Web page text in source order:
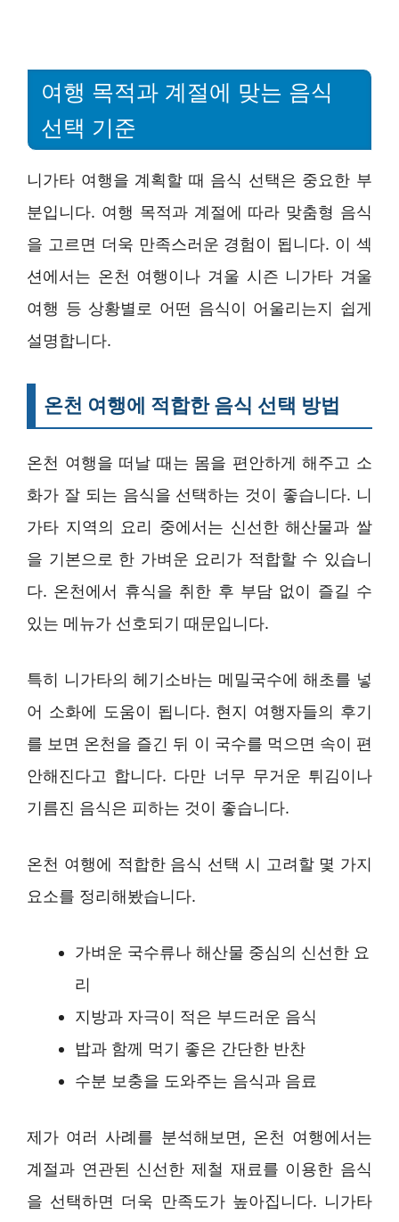
여행 목적과 계절에 맞는 음식
선택 기준
니가타 여행을 계획할 때 음식 선택은 중요한 부
분입니다. 여행 목적과 계절에 따라 맞춤형 음식
을 고르면 더욱 만족스러운 경험이 됩니다. 이 섹
션에서는 온천 여행이나 겨울 시즌 니가타 겨울
여행 등 상황별로 어떤 음식이 어울리는지 쉽게
설명합니다.
온천 여행에 적합한 음식 선택 방법
온천 여행을 떠날 때는 몸을 편안하게 해주고 소
화가 잘 되는 음식을 선택하는 것이 좋습니다. 니
가타 지역의 요리 중에서는 신선한 해산물과 쌀
을 기본으로 한 가벼운 요리가 적합할 수 있습니
다. 온천에서 휴식을 취한 후 부담 없이 즐길 수
있는 메뉴가 선호되기 때문입니다.
특히 니가타의 헤기소바는 메밀국수에 해초를 넣
어 소화에 도움이 됩니다. 현지 여행자들의 후기
를 보면 온천을 즐긴 뒤 이 국수를 먹으면 속이 편
안해진다고 합니다. 다만 너무 무거운 튀김이나
기름진 음식은 피하는 것이 좋습니다.
온천 여행에 적합한 음식 선택 시 고려할 몇 가지
요소를 정리해봤습니다.
가벼운 국수류나 해산물 중심의 신선한 요
리
지방과 자극이 적은 부드러운 음식
밥과 함께 먹기 좋은 간단한 반찬
수분 보충을 도와주는 음식과 음료
제가 여러 사례를 분석해보면, 온천 여행에서는
계절과 연관된 신선한 제철 재료를 이용한 음식
을 선택하면 더욱 만족도가 높아집니다. 니가타